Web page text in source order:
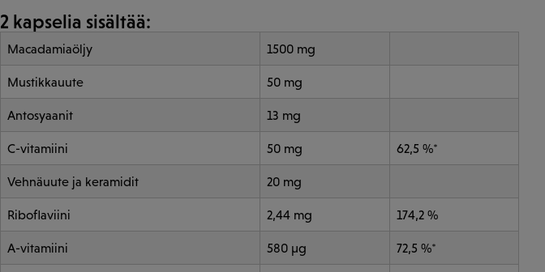
2 kapselia sisältää:
Macadamiaöljy 1500 mg
Mustikkauute 50 mg
Antosyaanit 13 mg
C-vitamiini 50 mg 62,5 %*
Vehnäuute ja keramidit 20 mg
Riboflaviini 2,44 mg 174,2 %
A-vitamiini 580 µg 72,5 %*